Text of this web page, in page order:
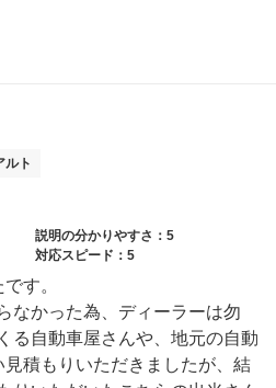
ルト
説明の分かりやすさ：5
対応スピード：5
す。
なかった為、ディーラーは勿
る自動車屋さんや、地元の自動
積もりいただきましたが、結